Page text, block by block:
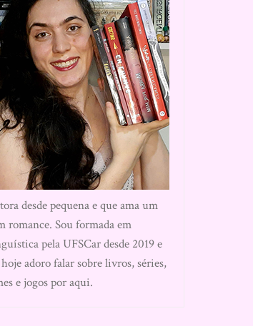
desde pequena e que ama um
romance. Sou formada em
pela UFSCar desde 2019 e
adoro falar sobre livros, séries,
e jogos por aqui.